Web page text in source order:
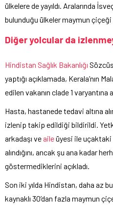
ülkelere de yayıldı. Aralarında
bulunduğu ülkeler maymun çiçeği
Diğer yolcular da
Hindistan Sağlık Bakanlığı
yaptığı açıklamada, Kerala’nın
edilen vakanın clade 1 varyantına
Hasta, hastanede tedavi altına
izlenip takip edildiği bildirildi.
arkadaşı veaileüyesi ile uçaktaki
alındığını, ancak şu ana kadar
göstermediklerini açıkladı.
Son iki yılda Hindistan, daha az
kaynaklı 30’dan fazla maymun